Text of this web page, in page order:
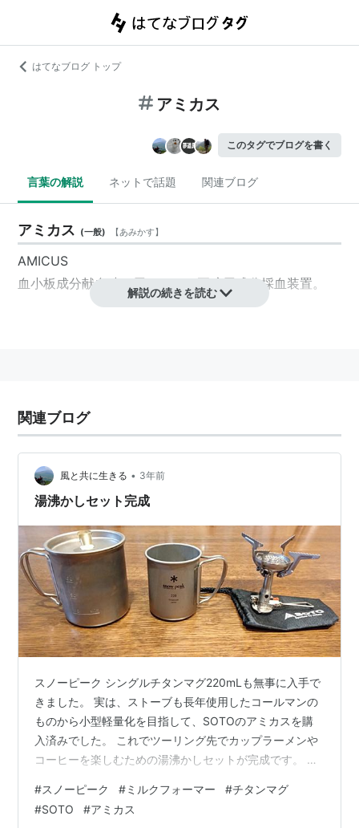
はてなブログ トップ
アミカス
このタグでブログを書く
言葉の解説 ネットで話題 関連ブログ
アミカス (一般) 【あみかす】
AMICUS
血小板成分献血時に用いられる両腕用成分採血装置。
解説の続きを読む
関連ブログ
風と共に生きる • 3年前
湯沸かしセット完成
スノーピーク シングルチタンマグ220mLも無事に入手で
きました。 実は、ストーブも長年使用したコールマンの
ものから小型軽量化を目指して、SOTOのアミカスを購
入済みでした。 これでツーリング先でカップラーメンや
コーヒーを楽しむための湯沸かしセットが完成です。 ス
のはかりが壊れていて断念... 試しに体重計に乗せてみた
ら0.2Kgの表示だったので、200～300gだと思われま
#スノーピーク #ミルクフォーマー #チタンマグ
#SOTO #アミカス